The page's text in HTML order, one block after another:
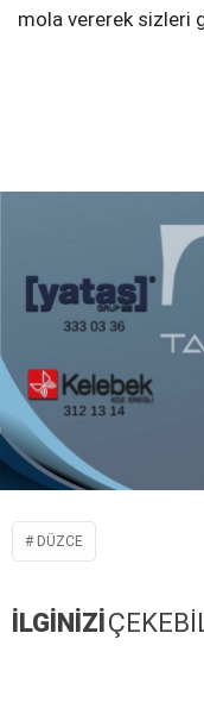
mola vererek sizleri
DÜZCE
İLGİNİZİ